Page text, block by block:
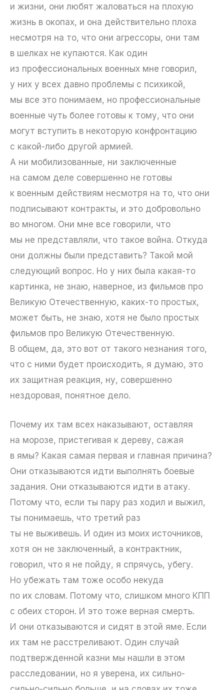
и жизни, они любят жаловаться на плохую
жизнь в окопах, и она действительно плоха
несмотря на то, что они агрессоры, они там
в шелках не купаются. Как один
из профессиональных военных мне говорил,
у них у всех давно проблемы с психикой,
мы все это понимаем, но профессиональные
военные чуть более готовы к тому, что они
могут вступить в некоторую конфронтацию
с какой-либо другой армией.
А ни мобилизованные, ни заключенные
на самом деле совершенно не готовы
к военным действиям несмотря на то, что они
подписывают контракты, и это добровольно
во многом. Они мне все говорили, что
мы не представляли, что такое война. Откуда
они должны были представить? Такой мой
следующий вопрос. Но у них была какая-то
картинка, не знаю, наверное, из фильмов про
Великую Отечественную, каких-то простых,
может быть, не знаю, хотя не было простых
фильмов про Великую Отечественную.
В общем, да, это вот от такого незнания того,
что с ними будет происходить, я думаю, это
их защитная реакция, ну, совершенно
нездоровая, понятное дело.
Почему их там всех наказывают, оставляя
на морозе, пристегивая к дереву, сажая
в ямы? Какая самая первая и главная причина?
Они отказываются идти выполнять боевые
задания. Они отказываются идти в атаку.
Потому что, если ты пару раз ходил и выжил,
ты понимаешь, что третий раз
ты не выживешь. И один из моих источников,
хотя он не заключенный, а контрактник,
говорил, что я не пойду, я спрячусь, убегу.
Но убежать там тоже особо некуда
по их словам. Потому что, слишком много КПП
с обеих сторон. И это тоже верная смерть.
И они отказываются и сидят в этой яме. Если
их там не расстреливают. Один случай
подтвержденной казни мы нашли в этом
расследовании, но я уверена, их сильно-